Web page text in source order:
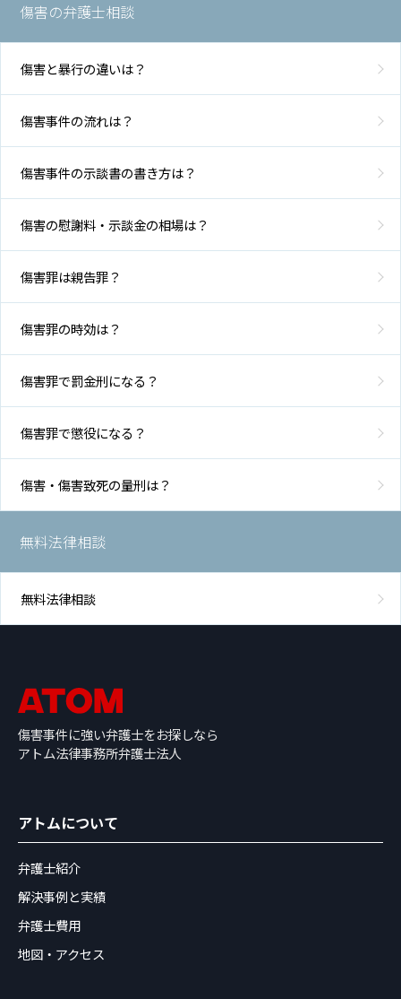
傷害の弁護士相談
傷害と暴行の違いは？
傷害事件の流れは？
傷害事件の示談書の書き方は？
傷害の慰謝料・示談金の相場は？
傷害罪は親告罪？
傷害罪の時効は？
傷害罪で罰金刑になる？
傷害罪で懲役になる？
傷害・傷害致死の量刑は？
無料法律相談
無料法律相談
傷害事件に強い弁護士をお探しなら
アトム法律事務所弁護士法人
アトムについて
弁護士紹介
解決事例と実績
弁護士費用
地図・アクセス